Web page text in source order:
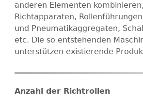
anderen Elementen
Richtapparaten,
und Pneumatikaggregaten,
etc. Die so entstehenden
unterstützen existierende
Anzahl der Richtrollen